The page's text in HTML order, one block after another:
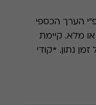
קאפרי עפ"י הערך הכספי
או מלא. קיימת
אפשרות לבדוק את היתרה בכל זמן נתון. *קודי